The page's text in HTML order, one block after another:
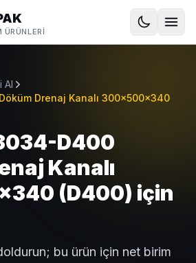
Al
Drenaj Kanalı 300x500x340
D400
Kanalı
(D400) için
bu ürün için net birim